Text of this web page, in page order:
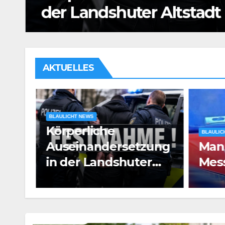
der Landshuter Altstadt
AKTUELLES
BLAULICHT NEWS
Körperliche
Auseinandersetzung
in der Landshuter
Altstadt